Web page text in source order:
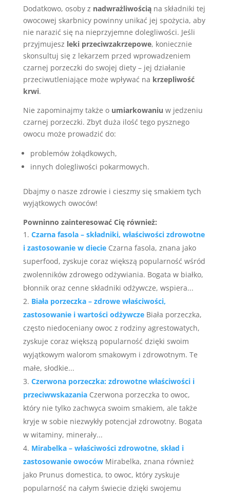
Dodatkowo, osoby z nadwrażliwościąna składniki tej
owocowej skarbnicy powinny unikać jej spożycia, aby
nie narazić się na nieprzyjemne dolegliwości. Jeśli
przyjmujesz leki przeciwzakrzepowe, koniecznie
skonsultuj się z lekarzem przed wprowadzeniem
czarnej porzeczki do swojej diety – jej działanie
przeciwutleniające może wpływać na krzepliwość
krwi.
Nie zapominajmy także o umiarkowaniu w jedzeniu
czarnej porzeczki. Zbyt duża ilość tego pysznego
owocu może prowadzić do:
problemów żołądkowych,
innych dolegliwości pokarmowych.
Dbajmy o nasze zdrowie i cieszmy się smakiem tych
wyjątkowych owoców!
Powninno zainteresować Cię również:
Czarna fasola – składniki, właściwości zdrowotne
i zastosowanie w diecie Czarna fasola, znana jako
superfood, zyskuje coraz większą popularność wśród
zwolenników zdrowego odżywiania. Bogata w białko,
błonnik oraz cenne składniki odżywcze, wspiera...
Biała porzeczka – zdrowe właściwości,
zastosowanie i wartości odżywcze Biała porzeczka,
często niedoceniany owoc z rodziny agrestowatych,
zyskuje coraz większą popularność dzięki swoim
wyjątkowym walorom smakowym i zdrowotnym. Te
małe, słodkie...
Czerwona porzeczka: zdrowotne właściwości i
przeciwwskazania Czerwona porzeczka to owoc,
który nie tylko zachwyca swoim smakiem, ale także
kryje w sobie niezwykły potencjał zdrowotny. Bogata
w witaminy, minerały...
Mirabelka – właściwości zdrowotne, skład i
zastosowanie owoców Mirabelka, znana również
jako Prunus domestica, to owoc, który zyskuje
popularność na całym świecie dzięki swojemu